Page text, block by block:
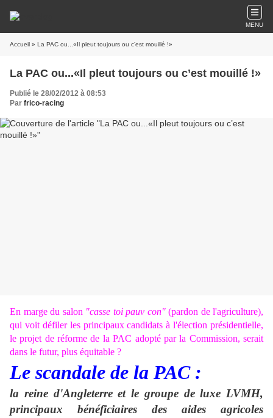
MENU
Accueil » La PAC ou...«Il pleut toujours ou c’est mouillé !»
La PAC ou...«Il pleut toujours ou c’est mouillé !»
Publié le 28/02/2012 à 08:53
Par frico-racing
En marge du salon "casse toi pauv con"(pardon de l'agriculture),
qui voit défiler les principaux candidats à l'élection présidentielle,
le projet de réforme de la PAC adopté par la Commission, serait
dans le futur, plus équitable ?
Le scandale de la PAC :
la reine d'Angleterre et le groupe de luxe LVMH,
principaux bénéficiaires des aides agricoles